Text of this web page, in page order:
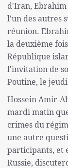
d'Iran, Ebrahim
l'un des autres
réunion.
la deuxième
République
l'invitation de
Poutine, le
Hossein Amir-
mardi matin
crimes du
une autre
participants, et
Russie,